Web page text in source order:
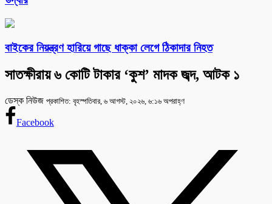
বাইকের নিয়ন্ত্রণ হারিয়ে গাছে ধাক্কা লেগে ঠিকাদার নিহত
সাতক্ষীরায় ৬ কোটি টাকার ‘কুশ’ মাদক জব্দ, আটক ১
ডেস্ক নিউজ প্রকাশিত: বৃহস্পতিবার, ৬ আগস্ট, ২০২৬, ৬:১৬ অপরাহ্ণ
Facebook